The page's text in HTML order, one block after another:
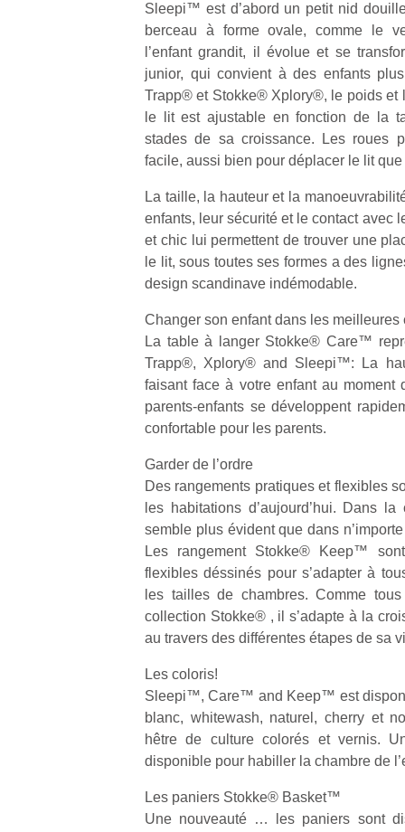
Sleepi™ est d’abord un petit nid
berceau à forme ovale, comme le
l’enfant grandit, il évolue et se
junior, qui convient à des enfants
Trapp® et Stokke® Xplory®, le poids et
le lit est ajustable en fonction de la
stades de sa croissance. Les roues
facile, aussi bien pour déplacer le lit que
La taille, la hauteur et la
enfants, leur sécurité et le contact avec
et chic lui permettent de trouver une
le lit, sous toutes ses formes a des
design scandinave indémodable.
Changer son enfant dans les meilleures
La table à langer Stokke® Care™
Trapp®, Xplory® and Sleepi™: La
faisant face à votre enfant au moment
parents-enfants se développent
confortable pour les parents.
Garder de l’ordre
Des rangements pratiques et flexibles
les habitations d’aujourd’hui. Dans
semble plus évident que dans
Les rangement Stokke® Keep™
flexibles déssinés pour s’adapter à
les tailles de chambres. Comme
collection Stokke® , il s’adapte à la
au travers des différentes étapes de sa
Les coloris!
Sleepi™, Care™ and Keep™ est
blanc, whitewash, naturel, cherry et
hêtre de culture colorés et vernis.
disponible pour habiller la chambre de
Les paniers Stokke® Basket™
Une nouveauté … les paniers sont